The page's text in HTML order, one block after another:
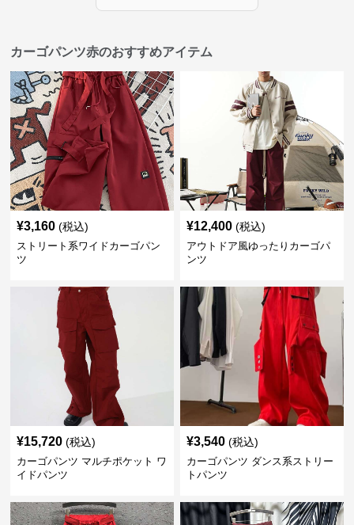
カーゴパンツ赤のおすすめアイテム
¥3,160 (税込)
ストリート系ワイドカーゴパン
ツ
¥12,400 (税込)
アウトドア風ゆったりカーゴパ
ンツ
¥15,720 (税込)
カーゴパンツ マルチポケット ワ
イドパンツ
¥3,540 (税込)
カーゴパンツ ダンス系ストリー
トパンツ